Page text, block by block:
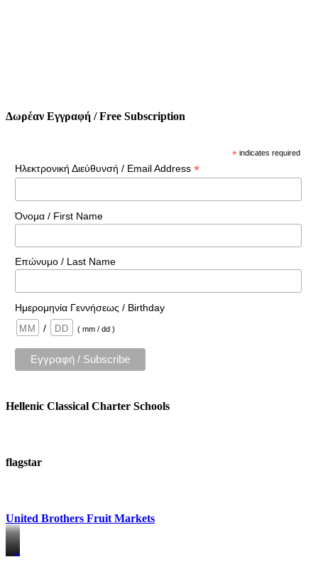
Δωρέαν Εγγραφή / Free Subscription
* indicates required
Ηλεκτρονική Διεύθυνσή / Email Address *
Όνομα / First Name
Επώνυμο / Last Name
Ημερομηνία Γεννήσεως / Birthday
/
( mm / dd )
Hellenic Classical Charter Schools
flagstar
United Brothers Fruit Markets
https://www.unitedbrothersfruitmarkets.com/
https://www.unitedbrothersfruitmarkets.com/